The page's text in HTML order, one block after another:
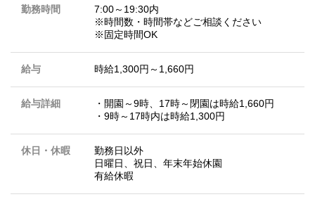
勤務時間
7:00～19:30内
※時間数・時間帯などご相談ください
※固定時間OK
給与 時給1,300円～1,660円
給与詳細
・開園～9時、17時～閉園は時給1,660円
・9時～17時内は時給1,300円
休日・休暇
勤務日以外
日曜日、祝日、年末年始休園
有給休暇